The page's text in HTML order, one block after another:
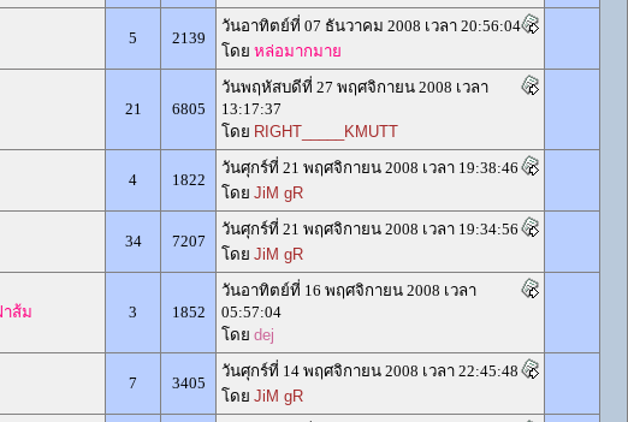
5 2139
วันอาทิตย์ที่ 07 ธันวาคม 2008 เวลา 20:56:04
โดย หล่อมากมาย
21 6805
วันพฤหัสบดีที่ 27 พฤศจิกายน 2008 เวลา
13:17:37
โดย RIGHT_____KMUTT
4 1822
วันศุกร์ที่ 21 พฤศจิกายน 2008 เวลา 19:38:46
โดย JiM gR
34 7207
วันศุกร์ที่ 21 พฤศจิกายน 2008 เวลา 19:34:56
โดย JiM gR
าส้ม 3 1852
วันอาทิตย์ที่ 16 พฤศจิกายน 2008 เวลา
05:57:04
โดย dej
7 3405
วันศุกร์ที่ 14 พฤศจิกายน 2008 เวลา 22:45:48
โดย JiM gR